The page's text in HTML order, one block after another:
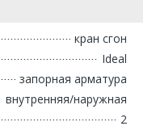
кран сгон
Ideal
запорная арматура
внутренняя/наружная
2